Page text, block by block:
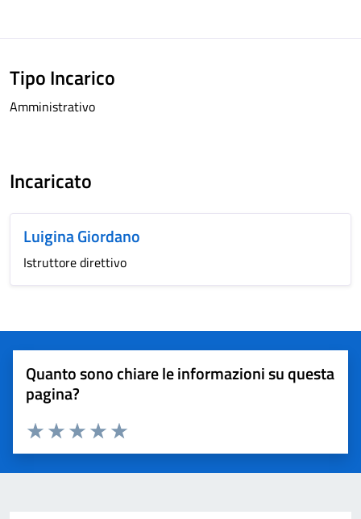
Tipo Incarico
Amministrativo
Incaricato
Luigina Giordano
Istruttore direttivo
Quanto sono chiare le informazioni su questa
pagina?
Valuta 5 stelle su 5
Valuta 4 stelle su 5
Valuta 3 stelle su 5
Valuta 2 stelle su 5
Valuta 1 stelle su 5